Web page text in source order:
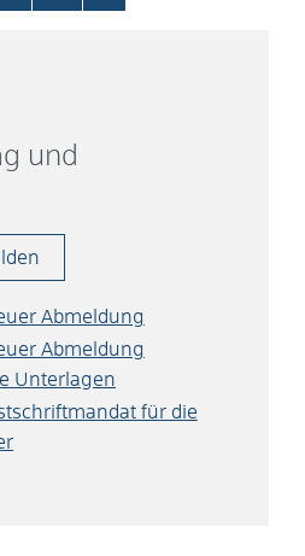
und
Abmeldung
Abmeldung
Unterlagen
für die